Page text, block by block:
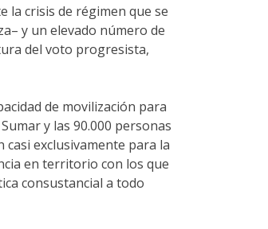
la crisis de régimen que se
y un elevado número de
del voto progresista,
de movilización para
y las 90.000 personas
exclusivamente para la
en territorio con los que
consustancial a todo